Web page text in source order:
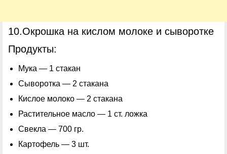
10.Окрошка на кислом молоке и сыворотке
Продукты:
Мука — 1 стакан
Сыворотка — 2 стакана
Кислое молоко — 2 стакана
Растительное масло — 1 ст. ложка
Свекла — 700 гр.
Картофель — 3 шт.